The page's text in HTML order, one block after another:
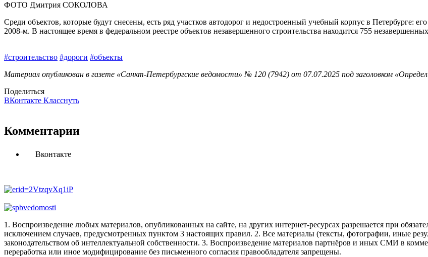
ФОТО Дмитрия СОКОЛОВА
Среди объектов, которые будут снесены, есть ряд участков автодорог и недостроенный учебный корпус в Петербурге:
2008‑м. В настоящее время в федеральном реестре объектов незавершенного строительства находится 755
#строительство #дороги #объекты
Материал опубликован в газете «Санкт-Петербургские ведомости» № 120 (7942) от 07.07.2025 под заголовком
Поделиться
ВКонтакте Класснуть
Комментарии
Вконтакте
1. Воспроизведение любых материалов, опубликованных на сайте, на других интернет-ресурсах разрешается при
исключением случаев, предусмотренных пунктом 3 настоящих правил. 2. Все материалы (тексты, фотографии, иные
законодательством об интеллектуальной собственности. 3. Воспроизведение материалов партнёров и иных СМИ в
переработка или иное модифицирование без письменного согласия правообладателя запрещены.